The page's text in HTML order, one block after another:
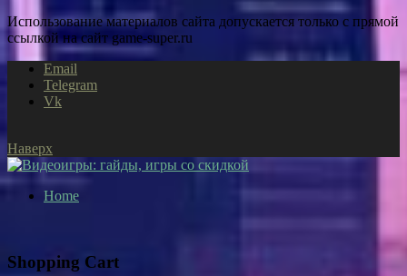
Использование материалов сайта допускается только с прямой
ссылкой на сайт game-super.ru
Email
Telegram
Vk
Наверх
Home
Shopping Cart